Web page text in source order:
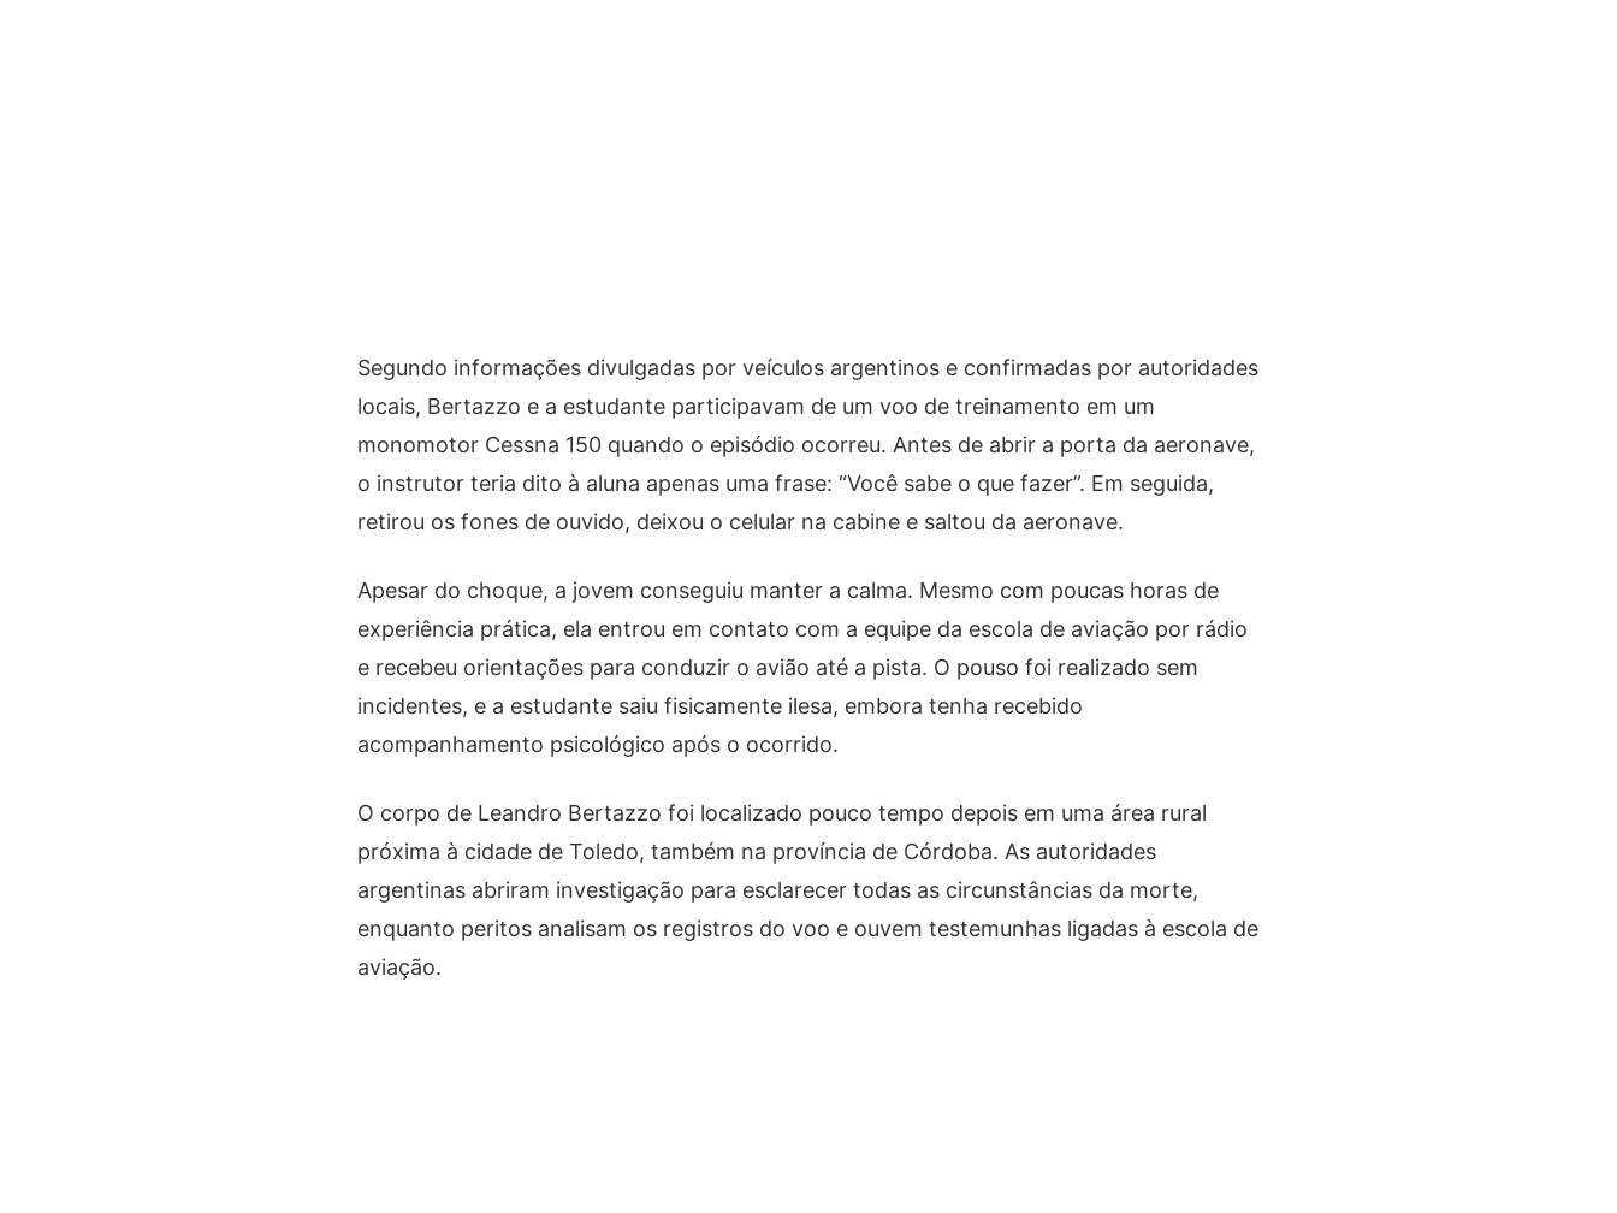
Segundo informações divulgadas por veículos argentinos e confirmadas por autoridades
locais, Bertazzo e a estudante participavam de um voo de treinamento em um
monomotor Cessna 150 quando o episódio ocorreu. Antes de abrir a porta da aeronave,
o instrutor teria dito à aluna apenas uma frase: “Você sabe o que fazer”. Em seguida,
retirou os fones de ouvido, deixou o celular na cabine e saltou da aeronave.
Apesar do choque, a jovem conseguiu manter a calma. Mesmo com poucas horas de
experiência prática, ela entrou em contato com a equipe da escola de aviação por rádio
e recebeu orientações para conduzir o avião até a pista. O pouso foi realizado sem
incidentes, e a estudante saiu fisicamente ilesa, embora tenha recebido
acompanhamento psicológico após o ocorrido.
O corpo de Leandro Bertazzo foi localizado pouco tempo depois em uma área rural
próxima à cidade de Toledo, também na província de Córdoba. As autoridades
argentinas abriram investigação para esclarecer todas as circunstâncias da morte,
enquanto peritos analisam os registros do voo e ouvem testemunhas ligadas à escola de
aviação.